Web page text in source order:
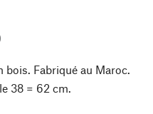
bois. Fabriqué au Maroc.
38 = 62 cm.